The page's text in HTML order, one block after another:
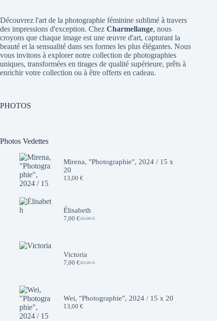
Découvrez l'art de la photographie féminine sublimé à travers
des impressions d'exception. Chez Charmellange, nous
croyons que chaque image est une œuvre d'art, capturant la
beauté et la sensualité dans ses formes les plus élégantes. Nous
vous invitons à explorer notre collection de photographies
uniques, transformées en tirages de qualité supérieure, prêts à
enrichir votre collection ou à être offerts en cadeau.
PHOTOS
Photos Vedettes
Mirena, "Photographie", 2024 / 15 x
20
13,00 €
Élisabeth
10,00€
Le
10,00 €.
7,00 €Le
7,00 €.
Victoria
10,00€
Le
10,00 €.
7,00 €Le
7,00 €.
Wei, "Photographie", 2024 / 15 x 20
13,00 €